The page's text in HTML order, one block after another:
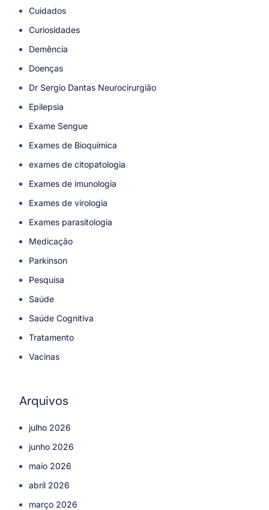
Cuidados
Curiosidades
Demência
Doenças
Dr Sergio Dantas Neurocirurgião
Epilepsia
Exame Sengue
Exames de Bioquímica
exames de citopatologia
Exames de imunologia
Exames de virologia
Exames parasitologia
Medicação
Parkinson
Pesquisa
Saúde
Saúde Cognitiva
Tratamento
Vacinas
Arquivos
julho 2026
junho 2026
maio 2026
abril 2026
março 2026